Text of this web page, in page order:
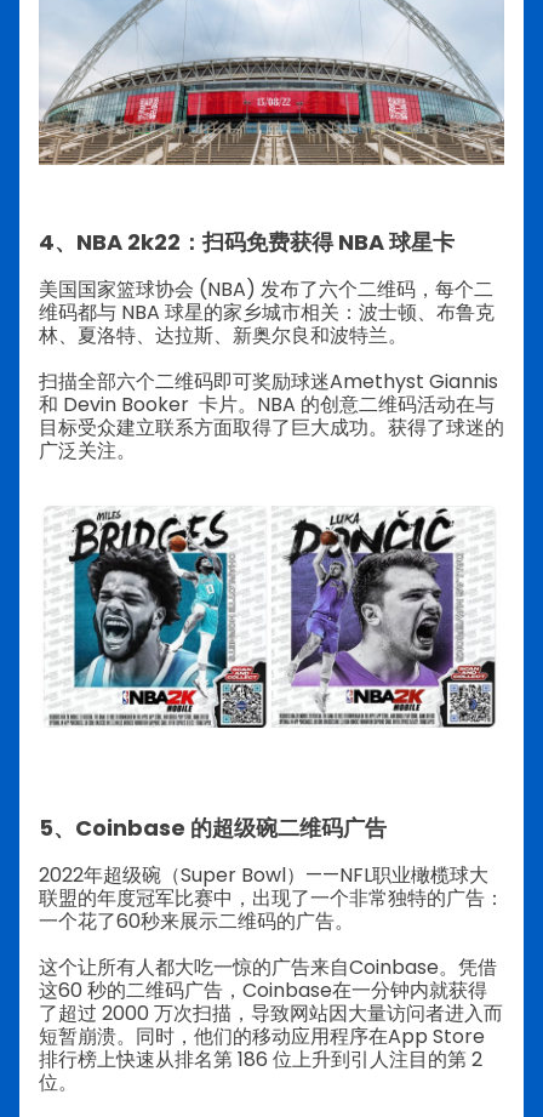
4、NBA 2k22：扫码免费获得 NBA 球星卡
美国国家篮球协会 (NBA) 发布了六个二维码，每个二
维码都与 NBA 球星的家乡城市相关：波士顿、布鲁克
林、夏洛特、达拉斯、新奥尔良和波特兰。
扫描全部六个二维码即可奖励球迷Amethyst Giannis
和 Devin Booker 卡片。NBA 的创意二维码活动在与
目标受众建立联系方面取得了巨大成功。获得了球迷的
广泛关注。
5、Coinbase 的超级碗二维码广告
2022年超级碗（Super Bowl）——NFL职业橄榄球大
联盟的年度冠军比赛中，出现了一个非常独特的广告：
一个花了60秒来展示二维码的广告。
这个让所有人都大吃一惊的广告来自Coinbase。凭借
这60 秒的二维码广告，Coinbase在一分钟内就获得
了超过 2000 万次扫描，导致网站因大量访问者进入而
短暂崩溃。同时，他们的移动应用程序在App Store
排行榜上快速从排名第 186 位上升到引人注目的第 2
位。